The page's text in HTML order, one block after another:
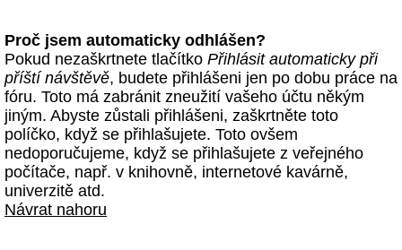
Proč jsem automaticky odhlášen?
Pokud nezaškrtnete tlačítko Přihlásit automaticky při
příští návštěvě, budete přihlášeni jen po dobu práce na
fóru. Toto má zabránit zneužití vašeho účtu někým
jiným. Abyste zůstali přihlášeni, zaškrtněte toto
políčko, když se přihlašujete. Toto ovšem
nedoporučujeme, když se přihlašujete z veřejného
počítače, např. v knihovně, internetové kavárně,
univerzitě atd.
Návrat nahoru